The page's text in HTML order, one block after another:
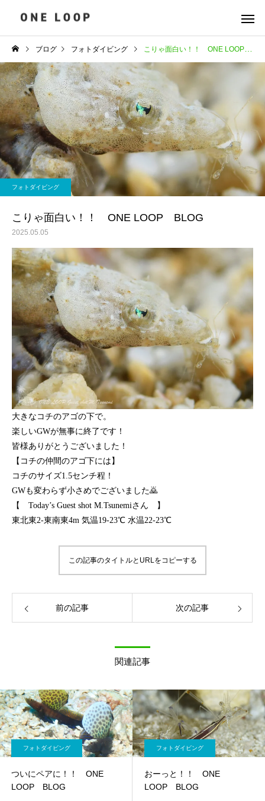
ブログ フォトダイビング こりゃ面白い！！ ONE LOOP BLOG
フォトダイビング
こりゃ面白い！！ ONE LOOP BLOG
2025.05.05
大きなコチのアゴの下で。
楽しいGWが無事に終了です！
皆様ありがとうございました！
【コチの仲間のアゴ下には】
コチのサイズ1.5センチ程！
GWも変わらず小さめでございました🙇
【 Today’s Guest shot M.Tsunemiさん 】
東北東2-東南東4m 気温19-23℃ 水温22-23℃
この記事のタイトルとURLをコピーする
前の記事 次の記事
関連記事
フォトダイビング
ついにペアに！！ ONE
LOOP BLOG
フォトダイビング
おーっと！！ ONE
LOOP BLOG